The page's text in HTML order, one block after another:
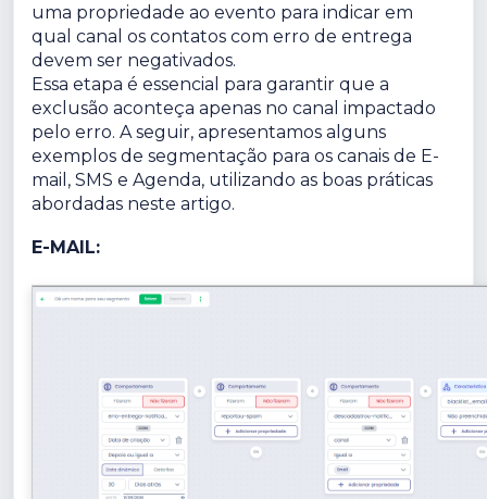
uma propriedade ao evento para indicar em
qual canal os contatos com erro de entrega
devem ser negativados.
Essa etapa é essencial para garantir que a
exclusão aconteça apenas no canal impactado
pelo erro. A seguir, apresentamos alguns
exemplos de segmentação para os canais de E-
mail, SMS e Agenda, utilizando as boas práticas
abordadas neste artigo.
E-MAIL: